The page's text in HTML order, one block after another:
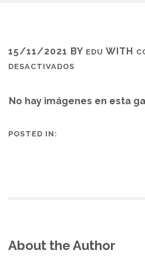
15/11/2021 BY EDU WITH
DESACTIVADOS
No hay imágenes en esta
POSTED IN:
About the Author